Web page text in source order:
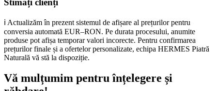
Stimați clienți
ℹ️ Actualizăm în prezent sistemul de afișare al prețurilor pentru
conversia automată EUR–RON. Pe durata procesului, anumite
produse pot afișa temporar valori incorecte. Pentru confirmarea
prețurilor finale și a ofertelor personalizate, echipa HERMES Piatră
Naturală vă stă la dispoziție.
Vă mulțumim pentru înțelegere și